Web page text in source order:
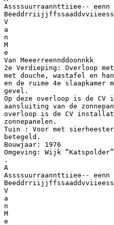
Assssuurraannttiiee-- eenn
V
a
n
M
e
Van Meeerreennddoonnkk
2e Verdieping: Overloop
met douche, wastafel en
en de ruime 4e slaapkamer
gevel.
Op deze overloop is de
aansluiting van de
overloop is de CV
zonnepanelen.
Tuin : Voor met
betegeld.
Bouwjaar: 1976
Omgeving: Wijk
.
A
Assssuurraannttiiee-- eenn
V
a
n
M
e